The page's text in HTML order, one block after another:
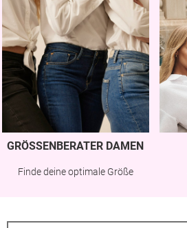
GRÖSSENBERATER DAMEN
Finde deine optimale Größe